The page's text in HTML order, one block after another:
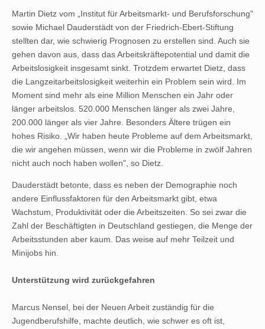
Martin Dietz vom „Institut für Arbeitsmarkt- und Berufsforschung"
sowie Michael Dauderstädt von der Friedrich-Ebert-Stiftung
stellten dar, wie schwierig Prognosen zu erstellen sind. Auch sie
gehen davon aus, dass das Arbeitskräftepotential und damit die
Arbeitslosigkeit insgesamt sinkt. Trotzdem erwartet Dietz, dass
die Langzeitarbeitslosigkeit weiterhin ein Problem sein wird. Im
Moment sind mehr als eine Million Menschen ein Jahr oder
länger arbeitslos. 520.000 Menschen länger als zwei Jahre,
200.000 länger als vier Jahre. Besonders Ältere trügen ein
hohes Risiko. „Wir haben heute Probleme auf dem Arbeitsmarkt,
die wir angehen müssen, wenn wir die Probleme in zwölf Jahren
nicht auch noch haben wollen", so Dietz.
Dauderstädt betonte, dass es neben der Demographie noch
andere Einflussfaktoren für den Arbeitsmarkt gibt, etwa
Wachstum, Produktivität oder die Arbeitszeiten. So sei zwar die
Zahl der Beschäftigten in Deutschland gestiegen, die Menge der
Arbeitsstunden aber kaum. Das weise auf mehr Teilzeit und
Minijobs hin.
Unterstützung wird zurückgefahren
Marcus Nensel, bei der Neuen Arbeit zuständig für die
Jugendberufshilfe, machte deutlich, wie schwer es oft ist,